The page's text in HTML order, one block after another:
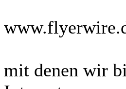
mit denen wir